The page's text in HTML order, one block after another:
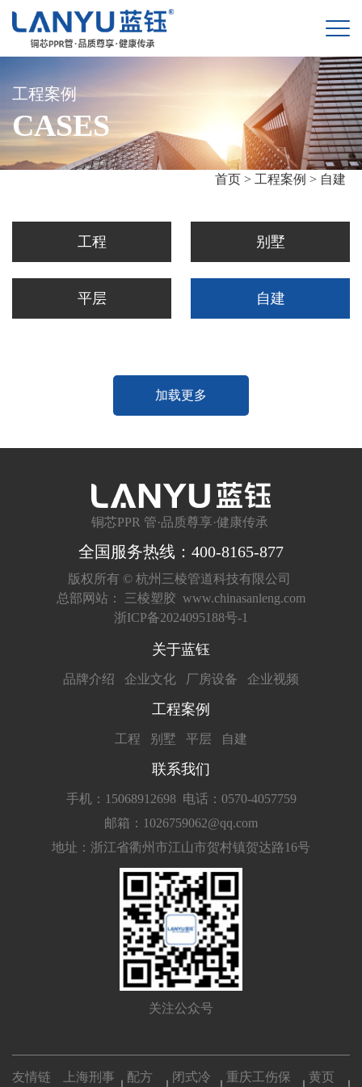
工程案例
CASES
首页 > 工程案例 > 自建
工程 别墅
平层 自建
加载更多
铜芯PPR 管·品质尊享·健康传承
全国服务热线：400-8165-877
版权所有 © 杭州三棱管道科技有限公司
总部网站： 三棱塑胶 www.chinasanleng.com
浙ICP备2024095188号-1
关于蓝钰
品牌介绍 企业文化 厂房设备 企业视频
工程案例
工程 别墅 平层 自建
联系我们
手机：15068912698 电话：0570-4057759
邮箱：1026759062@qq.com
地址：浙江省衢州市江山市贺村镇贺达路16号
关注公众号
友情链 上海刑事 配方 闭式冷 重庆工伤保 黄页